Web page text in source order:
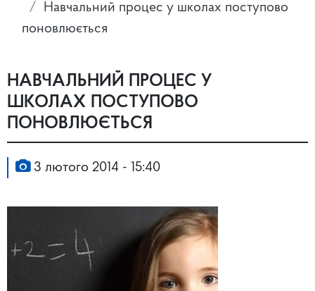
Навчальний процес у школах поступово
поновлюється
НАВЧАЛЬНИЙ ПРОЦЕС У
ШКОЛАХ ПОСТУПОВО
ПОНОВЛЮЄТЬСЯ
3 лютого 2014 - 15:40